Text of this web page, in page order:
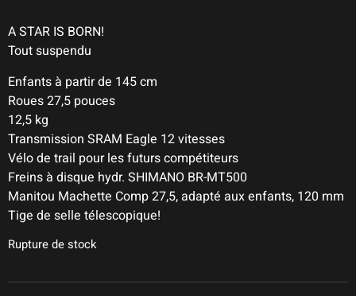
A STAR IS BORN!
Tout suspendu
Enfants à partir de 145 cm
Roues 27,5 pouces
12,5 kg
Transmission SRAM Eagle 12 vitesses
Vélo de trail pour les futurs compétiteurs
Freins à disque hydr. SHIMANO BR-MT500
Manitou Machette Comp 27,5, adapté aux enfants, 120 mm
Tige de selle télescopique!
Rupture de stock